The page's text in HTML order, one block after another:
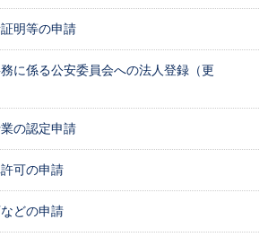
明等の申請
に係る公安委員会への法人登録（更
の認定申請
可の申請
どの申請